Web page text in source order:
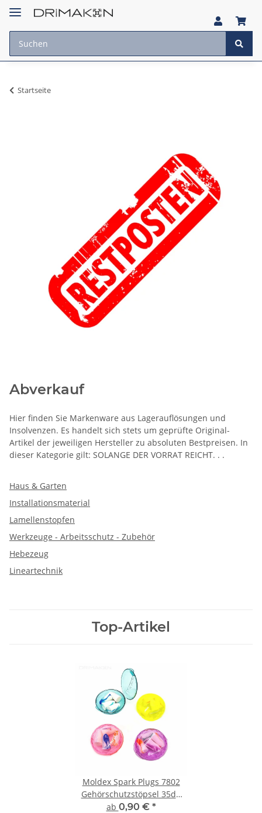
Startseite
Abverkauf
Hier finden Sie Markenware aus Lagerauflösungen und
Insolvenzen. Es handelt sich stets um geprüfte Original-
Artikel der jeweiligen Hersteller zu absoluten Bestpreisen. In
dieser Kategorie gilt: SOLANGE DER VORRAT REICHT. . .
Haus & Garten
Installationsmaterial
Lamellenstopfen
Werkzeuge - Arbeitsschutz - Zubehör
Hebezeug
Lineartechnik
Top-Artikel
Moldex Spark Plugs 7802
Gehörschutzstöpsel 35dB
780201
ab 0,90 € *